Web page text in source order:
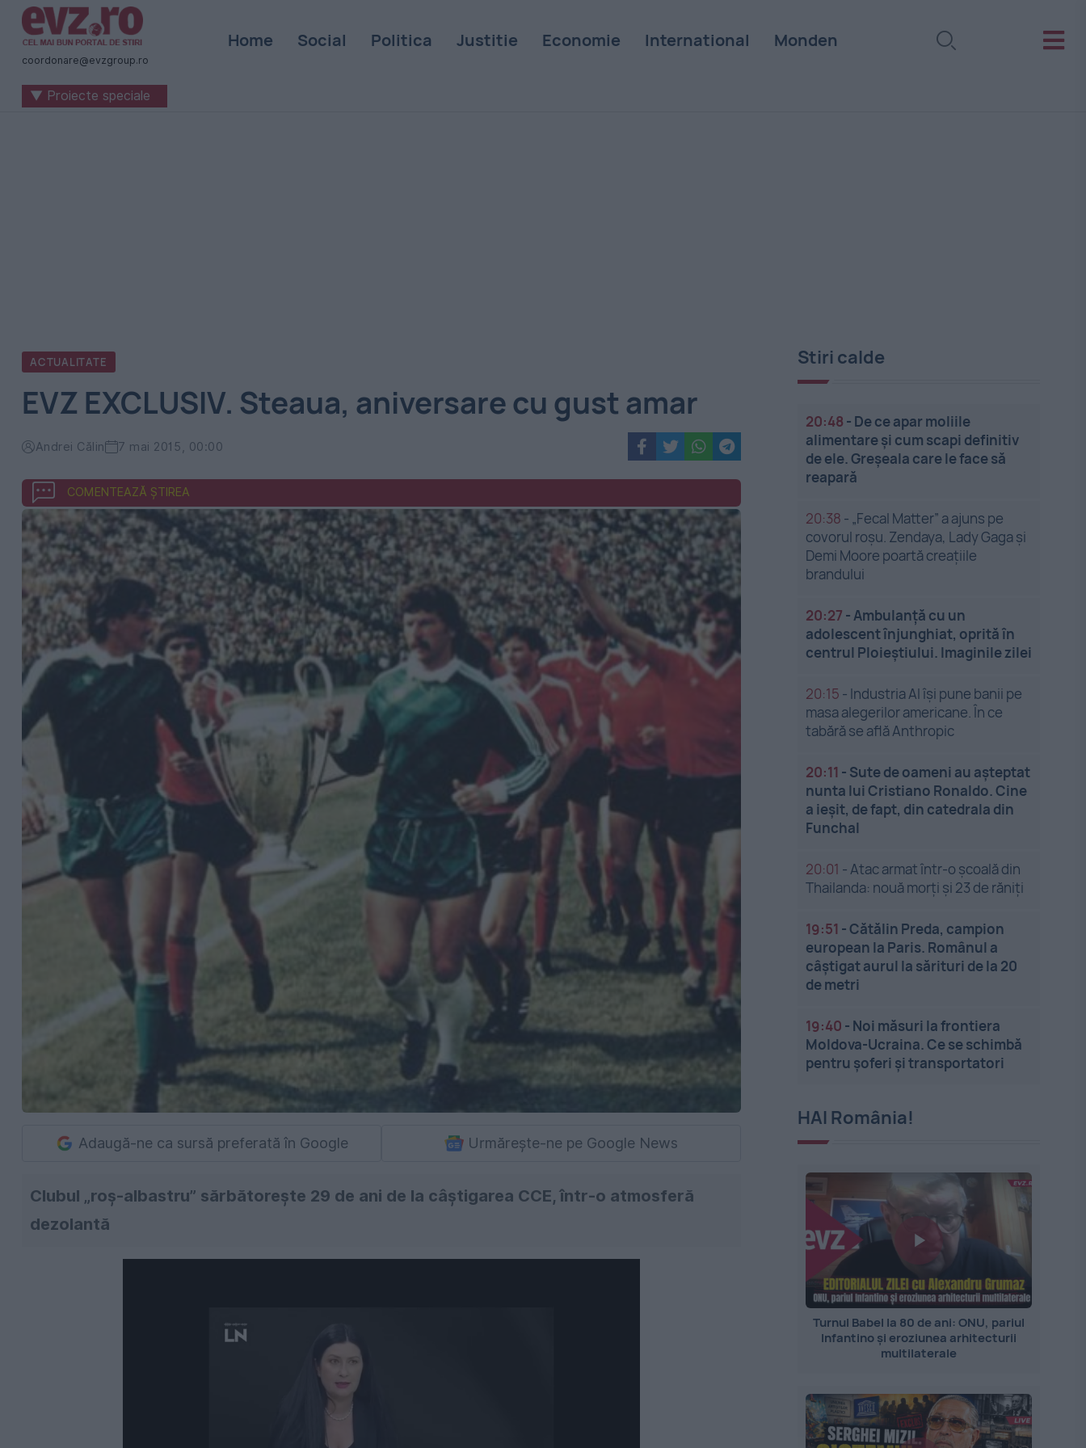
Știri
naționale
internaționale
coordonare@evzgroup.ro
Home Social Politica Justitie Economie International Monden
▼ Proiecte speciale
ACTUALITATE
EVZ EXCLUSIV. Steaua, aniversare cu gust amar
Andrei Călin 7 mai 2015, 00:00
COMENTEAZĂ ȘTIREA
Adaugă-ne ca sursă preferată în Google Urmărește-ne pe Google News
Clubul „roș-albastru” sărbătorește 29 de ani de la câștigarea CCE, într-o atmosferă
dezolantă
Stiri calde
20:48 - De ce apar moliile
alimentare și cum scapi definitiv
de ele. Greșeala care le face să
reapară
20:38 - „Fecal Matter” a ajuns pe
covorul roșu. Zendaya, Lady Gaga și
Demi Moore poartă creațiile
brandului
20:27 -Ambulanță cu un
adolescent înjunghiat, oprită în
centrul Ploieștiului. Imaginile zilei
20:15 - Industria AI își pune banii pe
masa alegerilor americane. În ce
tabără se află Anthropic
20:11 - Sute de oameni au așteptat
nunta lui Cristiano Ronaldo. Cine
a ieșit, de fapt, din catedrala din
Funchal
20:01 -Atac armat într-o școală din
Thailanda: nouă morți și 23 de răniți
19:51 -Cătălin Preda, campion
european la Paris. Românul a
câștigat aurul la sărituri de la 20
de metri
19:40 - Noi măsuri la frontiera
Moldova-Ucraina. Ce se schimbă
pentru șoferi și transportatori
HAI România!
Turnul Babel la 80 de ani: ONU, pariul
Infantino și eroziunea arhitecturii
multilaterale